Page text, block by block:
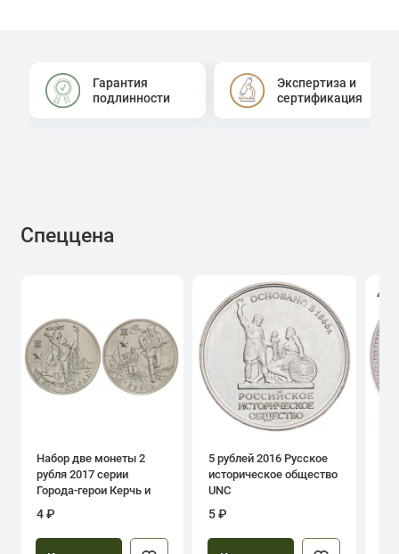
Гарантия
подлинности
Экспертиза и
сертификация
Спеццена
Набор две монеты 2
рубля 2017 серии
Города-герои Керчь и
4 ₽
5 рублей 2016 Русское
историческое общество
UNC
5 ₽
4.0